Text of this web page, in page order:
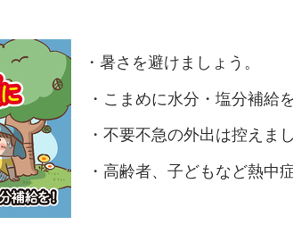
・暑さを避けましょう。
・こまめに水分・塩分補給
・不要不急の外出は控えまし
・高齢者、子どもなど熱中